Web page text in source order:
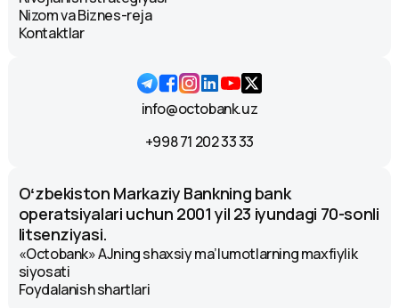
Nizom va Biznes-reja
Kontaktlar
info@octobank.uz
+998 71 202 33 33
Oʻzbekiston Markaziy Bankning bank
operatsiyalari uchun 2001 yil 23 iyundagi 70-sonli
litsenziyasi.
«Octobank» AJning shaxsiy ma’lumotlarning maxfiylik
siyosati
Foydalanish shartlari